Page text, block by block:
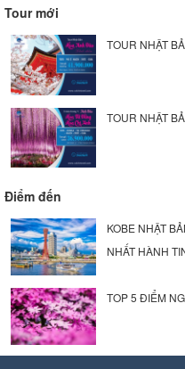
Tour mới
TOUR NHẬT
TOUR NHẬT
Điểm đến
KOBE NHẬT
NHẤT HÀNH
TOP 5 ĐIỂM